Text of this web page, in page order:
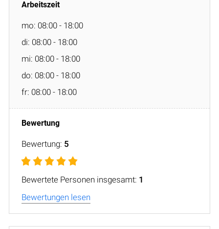
mo: 08:00 - 18:00
di: 08:00 - 18:00
mi: 08:00 - 18:00
do: 08:00 - 18:00
fr: 08:00 - 18:00
Bewertung: 5
Bewertete Personen insgesamt: 1
Bewertungen lesen